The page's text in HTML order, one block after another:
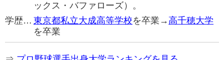
ックス・バファローズ）。
学歴… 東京都私立大成高等学校を卒業→高千穂大学
を卒業